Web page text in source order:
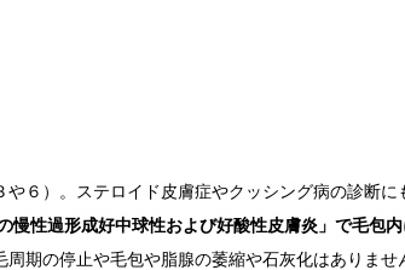
６）。ステロイド皮膚症やクッシング病の診断
性過形成好中球性および好酸性皮膚炎」で毛包
周期の停止や毛包や脂腺の萎縮や石灰化はありませ